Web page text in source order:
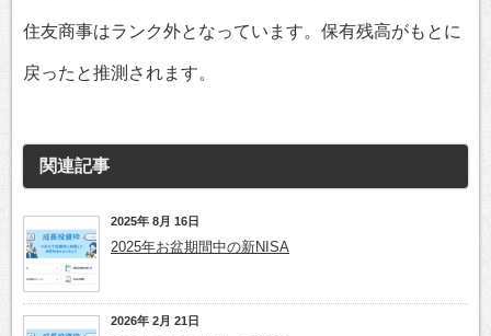
住友商事はランク外となっています。保有残高がもとに
戻ったと推測されます。
関連記事
2025年 8月 16日
2025年お盆期間中の新NISA
2026年 2月 21日